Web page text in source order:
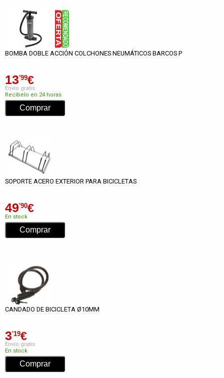
BOMBA DOBLE ACCIÓN COLCHONES NEUMÁTICOS BARCOS P
13'99€
Envío gratis
Recíbelo en 24 horas
SOPORTE ACERO EXTERIOR PARA BICICLETAS
49'90€
En stock
CANDADO DE BICICLETA Ø10MM
3'19€
Envío gratis
En stock